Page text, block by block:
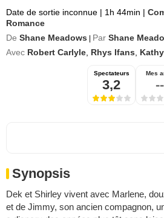
Date de sortie inconnue | 1h 44min |
Romance
De Shane Meadows Par Shane
Avec Robert Carlyle Rhys Ifans
Spectateurs
3,2
Mes
--
Synopsis
Dek et Shirley vivent avec Marlene,
et de Jimmy, son ancien compagnon,